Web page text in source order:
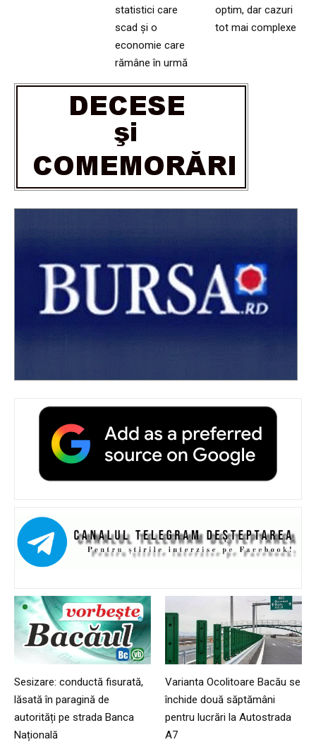
statistici care
scad și o
economie care
rămâne în urmă
optim, dar cazuri
tot mai complexe
Sesizare: conductă fisurată,
lăsată în paragină de
autorități pe strada Banca
Națională
Varianta Ocolitoare Bacău se
închide două săptămâni
pentru lucrări la Autostrada
A7